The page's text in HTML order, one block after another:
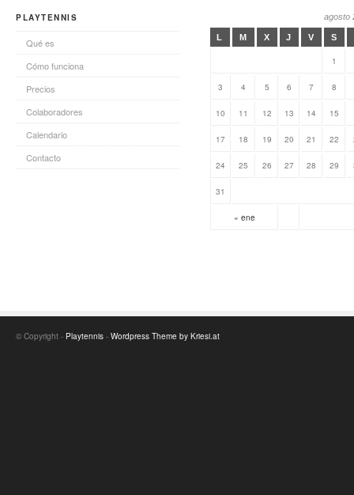
PLAYTENNIS
Qué es
Cómo funciona
Precios
Colaboradores
Calendario
Contacto
agosto
L M X J V S
« ene
1
3 4 5 6 7 8
10 11 12 13 14 15
17 18 19 20 21 22
24 25 26 27 28 29
31
© Copyright - Playtennis - Wordpress Theme by Kriesi.at